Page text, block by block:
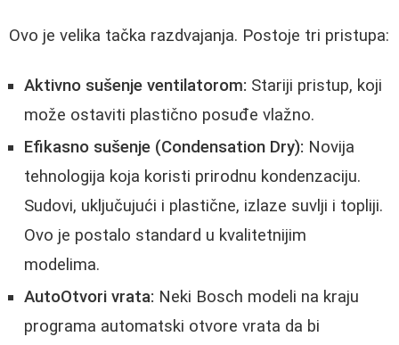
Ovo je velika tačka razdvajanja. Postoje tri pristupa:
Aktivno sušenje ventilatorom: Stariji pristup, koji
može ostaviti plastično posuđe vlažno.
Efikasno sušenje (Condensation Dry): Novija
tehnologija koja koristi prirodnu kondenzaciju.
Sudovi, uključujući i plastične, izlaze suvlji i topliji.
Ovo je postalo standard u kvalitetnijim
modelima.
AutoOtvori vrata: Neki Bosch modeli na kraju
programa automatski otvore vrata da bi